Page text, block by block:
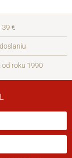
39 €
od roku 1990